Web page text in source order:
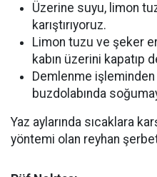
Üzerine suyu, limon
karıştırıyoruz.
Limon tuzu ve şeker
kabın üzerini kapatıp
Demlenme
buzdolabında
Yaz aylarında sıcaklara
yöntemi olan reyhan